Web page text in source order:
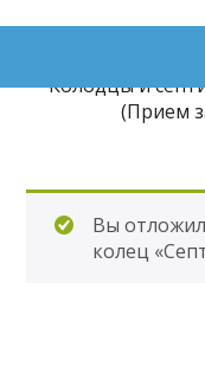
Колодцы и
(Прием
Вы
колец